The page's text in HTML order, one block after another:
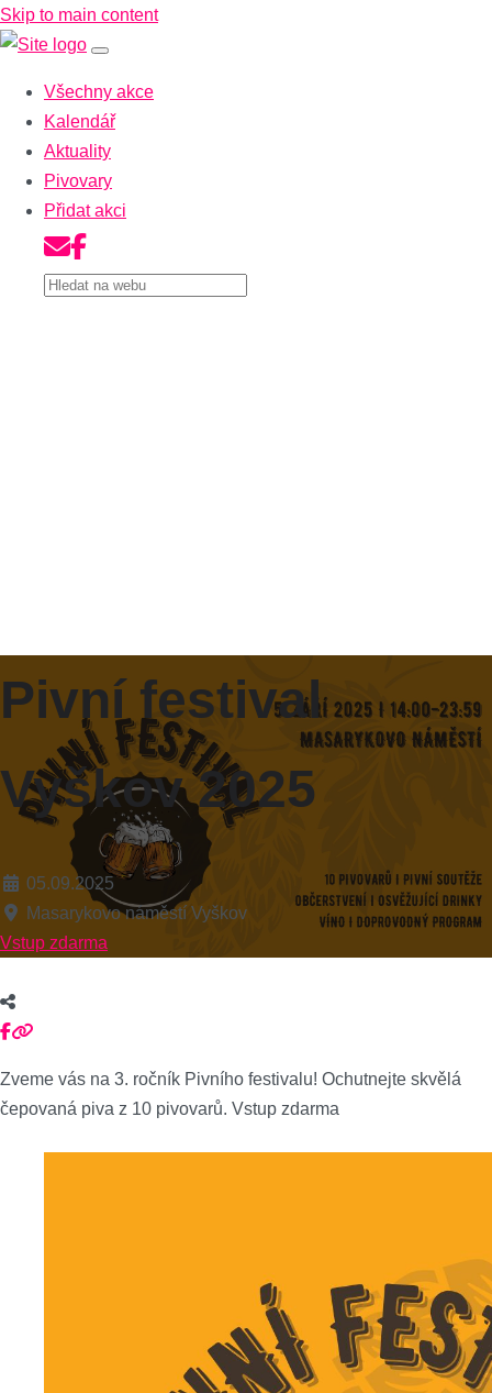
Skip to main content
Všechny akce
Kalendář
Aktuality
Pivovary
Přidat akci
Pivní festival
Vyškov 2025
05.09.2025
Masarykovo náměstí Vyškov
Vstup zdarma
Zveme vás na 3. ročník Pivního festivalu! Ochutnejte skvělá
čepovaná piva z 10 pivovarů. Vstup zdarma